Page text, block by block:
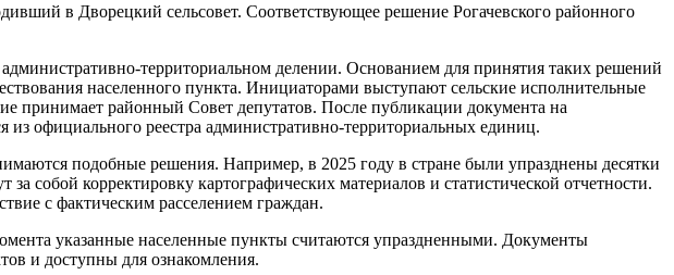
в Дворецкий сельсовет. Соответствующее решение Рогачевского районного
территориальном делении. Основанием для принятия таких решений
населенного пункта. Инициаторами выступают сельские исполнительные
принимает районный Совет депутатов. После публикации документа на
официального реестра административно-территориальных единиц.
подобные решения. Например, в 2025 году в стране были упразднены десятки
собой корректировку картографических материалов и статистической отчетности.
с фактическим расселением граждан.
указанные населенные пункты считаются упраздненными. Документы
и доступны для ознакомления.